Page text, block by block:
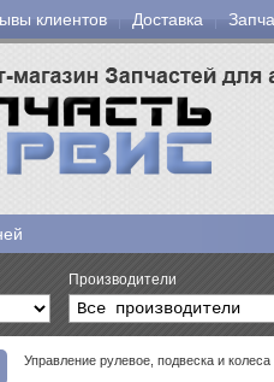
клиентов Доставка
Производители
Управление рулевое, подвеска и колеса